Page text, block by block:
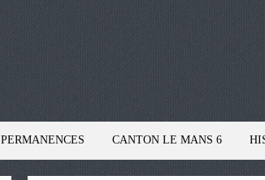
PERMANENCES CANTON LE MANS 6